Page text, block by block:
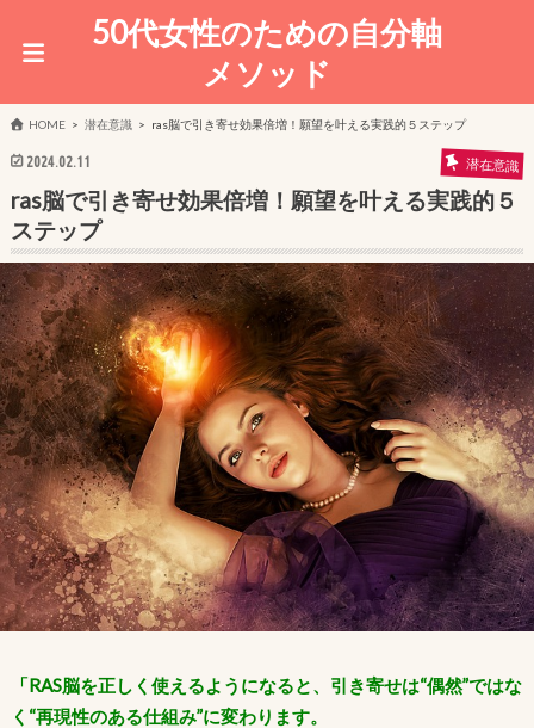
50代女性のための自分軸
メソッド
HOME 潜在意識 ras脳で引き寄せ効果倍増！願望を叶える実践的５ステップ
2024.02.11 潜在意識
ras脳で引き寄せ効果倍増！願望を叶える実践的５
ステップ
「RAS脳を正しく使えるようになると、引き寄せは“偶然”ではな
く“再現性のある仕組み”に変わります。